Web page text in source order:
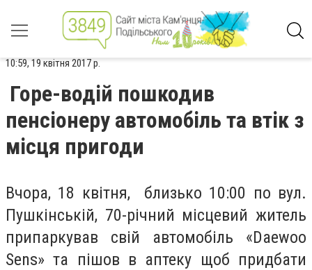
10:59, 19 квітня 2017 р.
Горе-водій пошкодив
пенсіонеру автомобіль та втік з
місця пригоди
Вчора, 18 квітня, близько 10:00 по вул.
Пушкінській, 70-річний місцевий житель
припаркував свій автомобіль «Daewoo
Sens» та пішов в аптеку щоб придбати